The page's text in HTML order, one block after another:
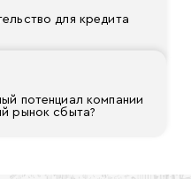
для кредита
потенциал компании
рынок сбыта?